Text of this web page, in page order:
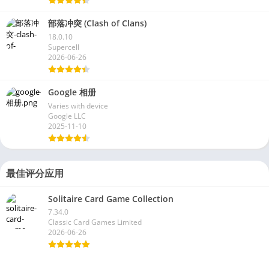
部落冲突 (Clash of Clans)
18.0.10
Supercell
2026-06-26
Google 相册
Varies with device
Google LLC
2025-11-10
最佳评分应用
Solitaire Card Game Collection
7.34.0
Classic Card Games Limited
2026-06-26